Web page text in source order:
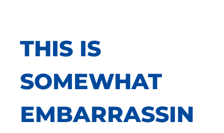
THIS IS
SOMEWHAT
EMBARRASSIN